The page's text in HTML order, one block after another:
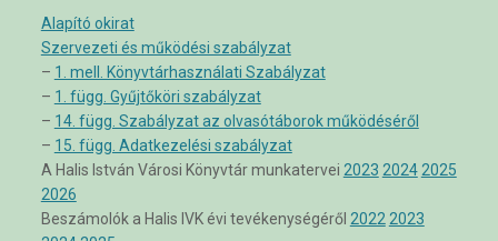
Alapító okirat
Szervezeti és működési szabályzat
– 1. mell. Könyvtárhasználati Szabályzat
– 1. függ. Gyűjtőköri szabályzat
– 14. függ. Szabályzat az olvasótáborok működéséről
– 15. függ. Adatkezelési szabályzat
A Halis István Városi Könyvtár munkatervei 2023 2024 2025
2026
Beszámolók a Halis IVK évi tevékenységéről 2022 2023